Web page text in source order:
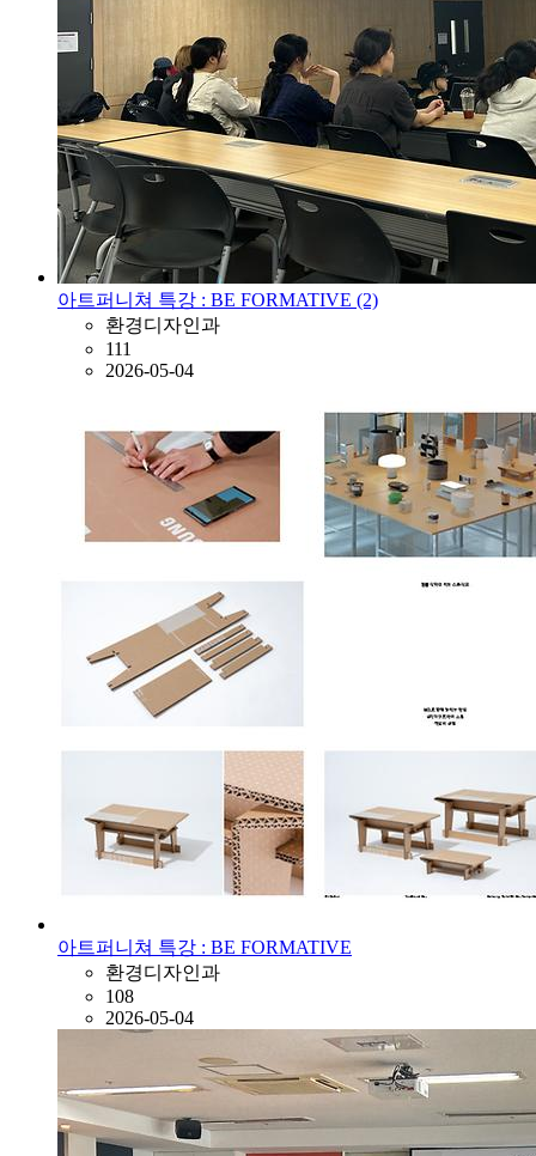
아트퍼니쳐 특강 : BE FORMATIVE (2)
환경디자인과
111
2026-05-04
아트퍼니쳐 특강 : BE FORMATIVE
환경디자인과
108
2026-05-04